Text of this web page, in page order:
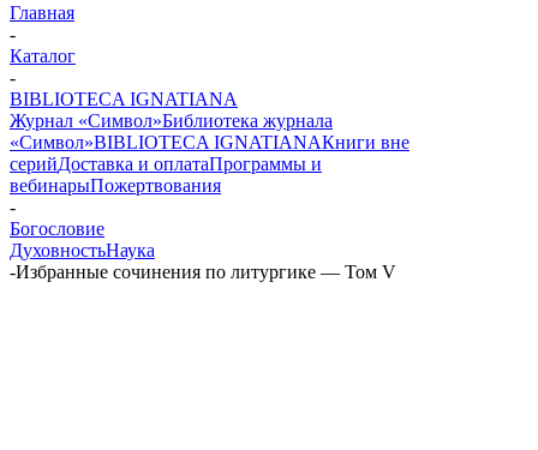
Главная
-
Каталог
-
BIBLIOTECA IGNATIANA
Журнал «Символ»Библиотека журнала
«Символ»BIBLIOTECA IGNATIANAКниги вне
серийДоставка и оплатаПрограммы и
вебинарыПожертвования
-
Богословие
ДуховностьНаука
-Избранные сочинения по литургике — Том V